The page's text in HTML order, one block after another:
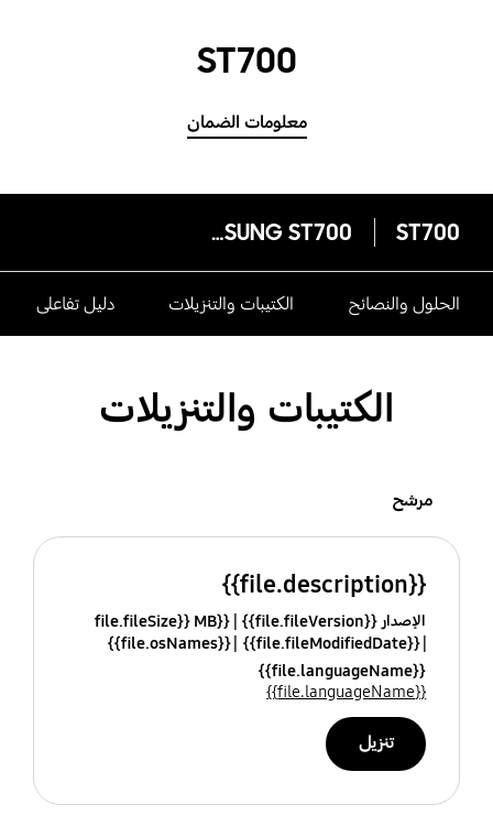
ST700
معلومات الضمان
ST700
SAMSUNG ST700
الحلول والنصائح الكتيبات والتنزيلات دليل تفاعلى
الكتيبات والتنزيلات
مرشح
{{file.description}}
الإصدار {{file.fileVersion}}
{{file.fileSize}} MB
{{file.fileModifiedDate}}
{{file.osNames}}
{{file.languageName}}
{{file.languageName}}
تنزيل